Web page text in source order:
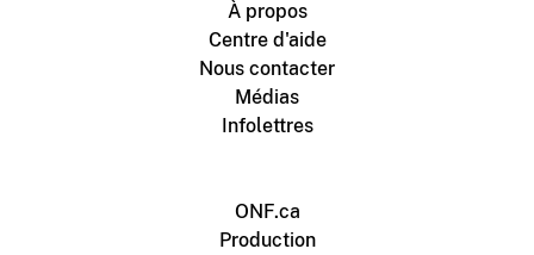
À propos
Centre d'aide
Nous contacter
Médias
Infolettres
ONF.ca
Production